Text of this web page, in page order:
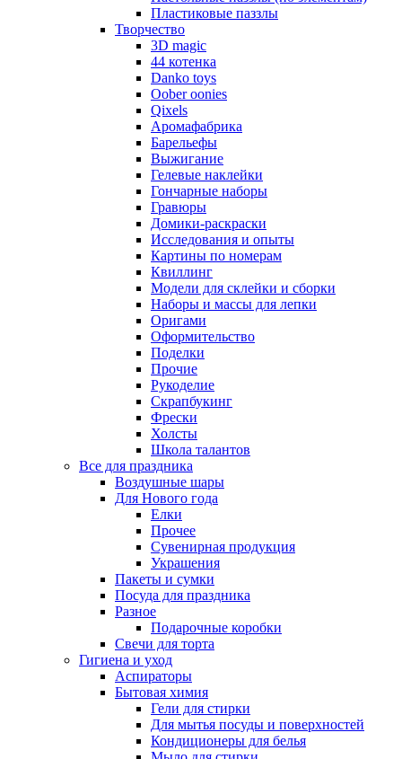
Пластиковые паззлы
Творчество
3D magic
44 котенка
Danko toys
Oober oonies
Qixels
Аромафабрика
Барельефы
Выжигание
Гелевые наклейки
Гончарные наборы
Гравюры
Домики-раскраски
Исследования и опыты
Картины по номерам
Квиллинг
Модели для склейки и сборки
Наборы и массы для лепки
Оригами
Оформительство
Поделки
Прочие
Рукоделие
Скрапбукинг
Фрески
Холсты
Школа талантов
Все для праздника
Воздушные шары
Для Нового года
Елки
Прочее
Сувенирная продукция
Украшения
Пакеты и сумки
Посуда для праздника
Разное
Подарочные коробки
Свечи для торта
Гигиена и уход
Аспираторы
Бытовая химия
Гели для стирки
Для мытья посуды и поверхностей
Кондиционеры для белья